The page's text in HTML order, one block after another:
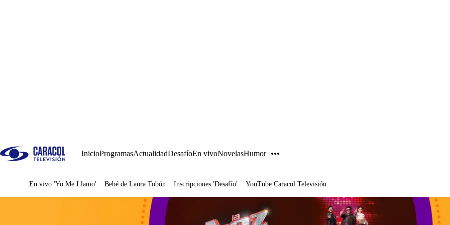
InicioProgramasActualidadDesafíoEn vivoNovelasHumor
Juegos
En vivo 'Yo Me Llamo' Bebé de Laura Tobón Inscripciones 'Desafío' YouTube Caracol Televisión